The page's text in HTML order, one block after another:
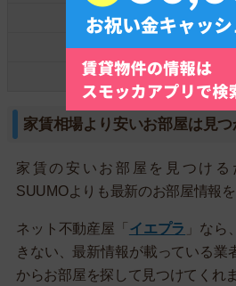
☆徳庵☆
鴻池新田
住道
家賃相場より安いお部屋は見
家賃の安いお部屋を見つける
SUUMOよりも最新のお部屋情報
ネット不動産屋「 イエプラ 」なら
きない、最新情報が載っている業
からお部屋を探して見つけてくれ